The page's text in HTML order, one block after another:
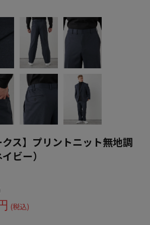
クス】プリントニット無地調
ビー）
(税込)